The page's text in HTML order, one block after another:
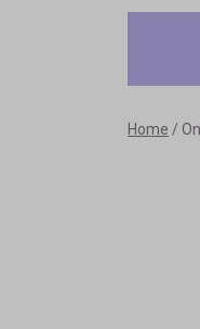
skylarHome